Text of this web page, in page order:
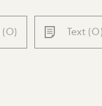
(0) Text (0)